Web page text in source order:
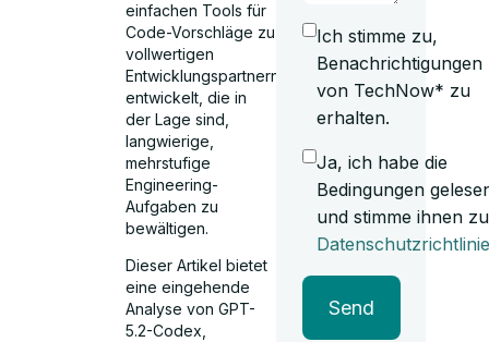
einfachen Tools für
Code-Vorschläge zu
vollwertigen
Entwicklungspartnern
entwickelt, die in
der Lage sind,
langwierige,
mehrstufige
Engineering-
Aufgaben zu
bewältigen.
Dieser Artikel bietet
eine eingehende
Analyse von GPT-
5.2-Codex,
Ich stimme zu,
Benachrichtigungen
von TechNow* zu
erhalten.
Ja, ich habe die
Bedingungen
und stimme ihnen
Datenschutzrichtlinie
Send